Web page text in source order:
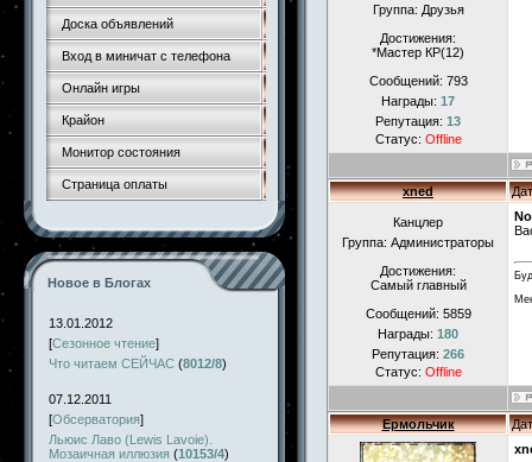
Доска объявлений
Вход в миничат с телефона
Онлайн игры
Крайон
Монитор состояния
Страница оплаты
Новое в Блогах
13.01.2012
[Сезонное чтение]
Что читаем СЕЙЧАС (8012/8)
07.12.2011
[Обсерватория]
Льюис Лаво (Lewis Lavoie).
Мозаичная иллюзия (10153/4)
Группа: Друзья
Достижения:
*Мастер КР(12)
Сообщений: 793
Награды: 17
Репутация: 13
Статус: Offline
xned
Канцлер
Группа: Администраторы
Достижения:
Самый главный
Сообщений: 5859
Награды: 180
Репутация: 266
Статус: Offline
Ермольчик